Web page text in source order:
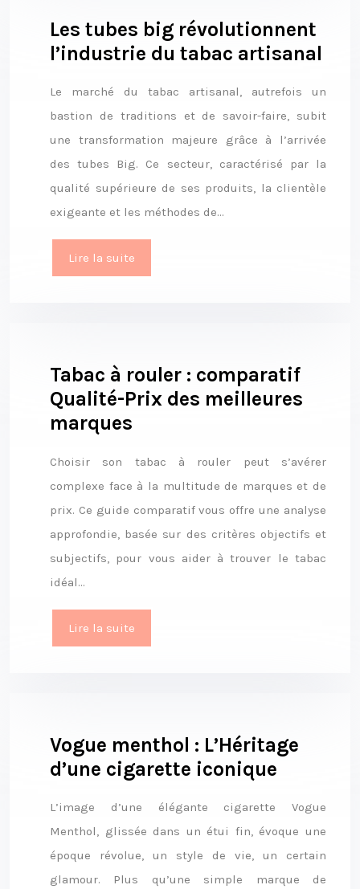
Les tubes big révolutionnent
l’industrie du tabac artisanal
Le marché du tabac artisanal, autrefois un
bastion de traditions et de savoir-faire, subit
une transformation majeure grâce à l’arrivée
des tubes Big. Ce secteur, caractérisé par la
qualité supérieure de ses produits, la clientèle
exigeante et les méthodes de…
Lire la suite
Tabac à rouler : comparatif
Qualité-Prix des meilleures
marques
Choisir son tabac à rouler peut s’avérer
complexe face à la multitude de marques et de
prix. Ce guide comparatif vous offre une analyse
approfondie, basée sur des critères objectifs et
subjectifs, pour vous aider à trouver le tabac
idéal…
Lire la suite
Vogue menthol : L’Héritage
d’une cigarette iconique
L’image d’une élégante cigarette Vogue
Menthol, glissée dans un étui fin, évoque une
époque révolue, un style de vie, un certain
glamour. Plus qu’une simple marque de